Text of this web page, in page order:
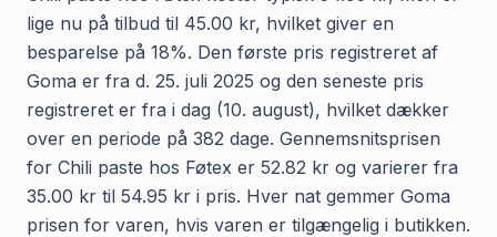
lige nu på tilbud til 45.00 kr, hvilket giver en
besparelse på 18%. Den første pris registreret af
Goma er fra d. 25. juli 2025 og den seneste pris
registreret er fra i dag (10. august), hvilket dækker
over en periode på 382 dage. Gennemsnitsprisen
for Chili paste hos Føtex er 52.82 kr og varierer fra
35.00 kr til 54.95 kr i pris. Hver nat gemmer Goma
prisen for varen, hvis varen er tilgængelig i butikken.